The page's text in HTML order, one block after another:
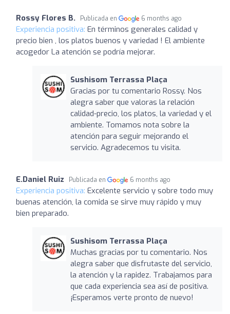
Rossy Flores B. Publicada en 6 months ago
Experiencia positiva: En términos generales calidad y
precio bien , los platos buenos y variedad ! El ambiente
acogedor La atención se podría mejorar.
Sushisom Terrassa Plaça
Gracias por tu comentario Rossy. Nos
alegra saber que valoras la relación
calidad-precio, los platos, la variedad y el
ambiente. Tomamos nota sobre la
atención para seguir mejorando el
servicio. Agradecemos tu visita.
E.Daniel Ruiz Publicada en 6 months ago
Experiencia positiva: Excelente servicio y sobre todo muy
buenas atención, la comida se sirve muy rápido y muy
bien preparado.
Sushisom Terrassa Plaça
Muchas gracias por tu comentario. Nos
alegra saber que disfrutaste del servicio,
la atención y la rapidez. Trabajamos para
que cada experiencia sea así de positiva.
¡Esperamos verte pronto de nuevo!